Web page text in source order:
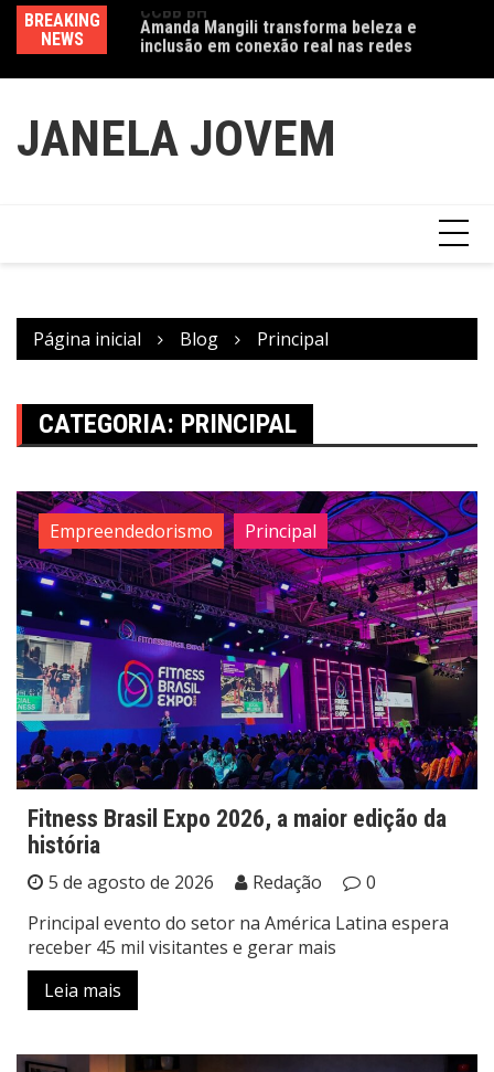
conteúdo
BREAKING
NEWS
feminino” no
Amanda Mangili transforma beleza e
inclusão em conexão real nas redes
JANELA JOVEM
Página inicial Blog Principal
CATEGORIA: PRINCIPAL
Empreendedorismo Principal
Fitness Brasil Expo 2026, a maior edição da
história
5 de agosto de 2026 Redação
0
Principal evento do setor na América Latina espera
receber 45 mil visitantes e gerar mais
Leia mais